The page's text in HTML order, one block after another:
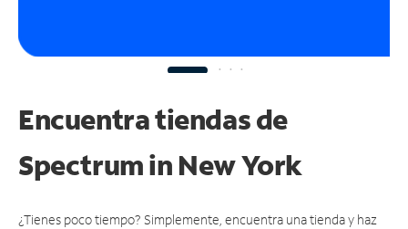
Encuentra tiendas de
Spectrumin New York
¿Tienes poco tiempo? Simplemente, encuentra una tienda y haz